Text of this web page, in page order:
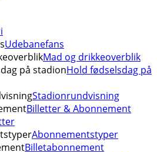
Udebanefans
Mad og drikkeoverblik
på stadionHold fødselsdag på
Stadionrundvisning
Billetter & Abonnement
Abonnementstyper
Billetabonnement